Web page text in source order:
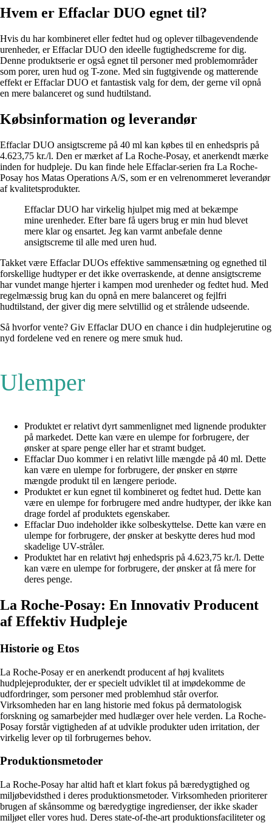
Hvem er Effaclar DUO egnet til?
Hvis du har kombineret eller fedtet hud og oplever tilbagevendende
urenheder, er Effaclar DUO den ideelle fugtighedscreme for dig.
Denne produktserie er også egnet til personer med problemområder
som porer, uren hud og T-zone. Med sin fugtgivende og matterende
effekt er Effaclar DUO et fantastisk valg for dem, der gerne vil opnå
en mere balanceret og sund hudtilstand.
Købsinformation og leverandør
Effaclar DUO ansigtscreme på 40 ml kan købes til en enhedspris på
4.623,75 kr./l. Den er mærket af La Roche-Posay, et anerkendt mærke
inden for hudpleje. Du kan finde hele Effaclar-serien fra La Roche-
Posay hos Matas Operations A/S, som er en velrenommeret leverandør
af kvalitetsprodukter.
Effaclar DUO har virkelig hjulpet mig med at bekæmpe
mine urenheder. Efter bare få ugers brug er min hud blevet
mere klar og ensartet. Jeg kan varmt anbefale denne
ansigtscreme til alle med uren hud.
Takket være Effaclar DUOs effektive sammensætning og egnethed til
forskellige hudtyper er det ikke overraskende, at denne ansigtscreme
har vundet mange hjerter i kampen mod urenheder og fedtet hud. Med
regelmæssig brug kan du opnå en mere balanceret og fejlfri
hudtilstand, der giver dig mere selvtillid og et strålende udseende.
Så hvorfor vente? Giv Effaclar DUO en chance i din hudplejerutine og
nyd fordelene ved en renere og mere smuk hud.
Ulemper
Produktet er relativt dyrt sammenlignet med lignende produkter
på markedet. Dette kan være en ulempe for forbrugere, der
ønsker at spare penge eller har et stramt budget.
Effaclar Duo kommer i en relativt lille mængde på 40 ml. Dette
kan være en ulempe for forbrugere, der ønsker en større
mængde produkt til en længere periode.
Produktet er kun egnet til kombineret og fedtet hud. Dette kan
være en ulempe for forbrugere med andre hudtyper, der ikke kan
drage fordel af produktets egenskaber.
Effaclar Duo indeholder ikke solbeskyttelse. Dette kan være en
ulempe for forbrugere, der ønsker at beskytte deres hud mod
skadelige UV-stråler.
Produktet har en relativt høj enhedspris på 4.623,75 kr./l. Dette
kan være en ulempe for forbrugere, der ønsker at få mere for
deres penge.
La Roche-Posay: En Innovativ Producent
af Effektiv Hudpleje
Historie og Etos
La Roche-Posay er en anerkendt producent af høj kvalitets
hudplejeprodukter, der er specielt udviklet til at imødekomme de
udfordringer, som personer med problemhud står overfor.
Virksomheden har en lang historie med fokus på dermatologisk
forskning og samarbejder med hudlæger over hele verden. La Roche-
Posay forstår vigtigheden af at udvikle produkter uden irritation, der
virkelig lever op til forbrugernes behov.
Produktionsmetoder
La Roche-Posay har altid haft et klart fokus på bæredygtighed og
miljøbevidsthed i deres produktionsmetoder. Virksomheden prioriterer
brugen af skånsomme og bæredygtige ingredienser, der ikke skader
miljøet eller vores hud. Deres state-of-the-art produktionsfaciliteter og